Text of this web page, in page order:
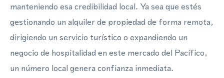
manteniendo esa credibilidad local. Ya sea que estés
gestionando un alquiler de propiedad de forma remota,
dirigiendo un servicio turístico o expandiendo un
negocio de hospitalidad en este mercado del Pacífico,
un número local genera confianza inmediata.